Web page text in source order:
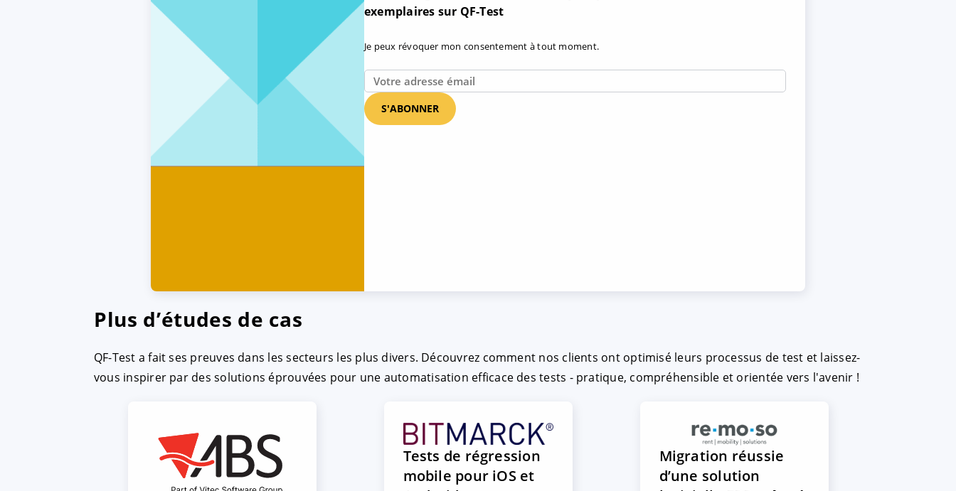
exemplaires sur QF-Test
Je peux révoquer mon consentement à tout moment.
Plus d’études de cas
QF-Test a fait ses preuves dans les secteurs les plus divers. Découvrez comment nos clients ont optimisé leurs processus de test et laissez-
vous inspirer par des solutions éprouvées pour une automatisation efficace des tests - pratique, compréhensible et orientée vers l'avenir !
Tests de régression
mobile pour iOS et
Migration réussie
d’une solution